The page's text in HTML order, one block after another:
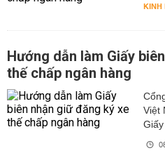
KINH
Hướng dẫn làm Giấy
thế chấp ngân hàng
Việt